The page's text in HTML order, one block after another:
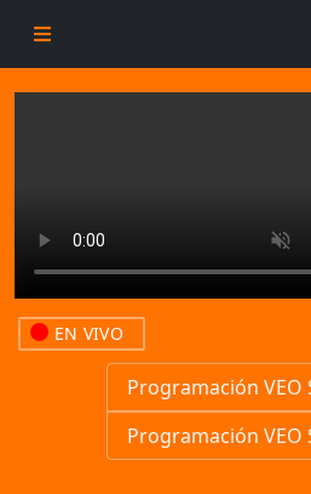
EN VIVO
Programación VEO
Programación VEO